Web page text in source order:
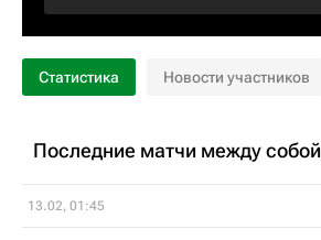
Статистика Новости участников
Последние матчи между собой
13.02, 01:45